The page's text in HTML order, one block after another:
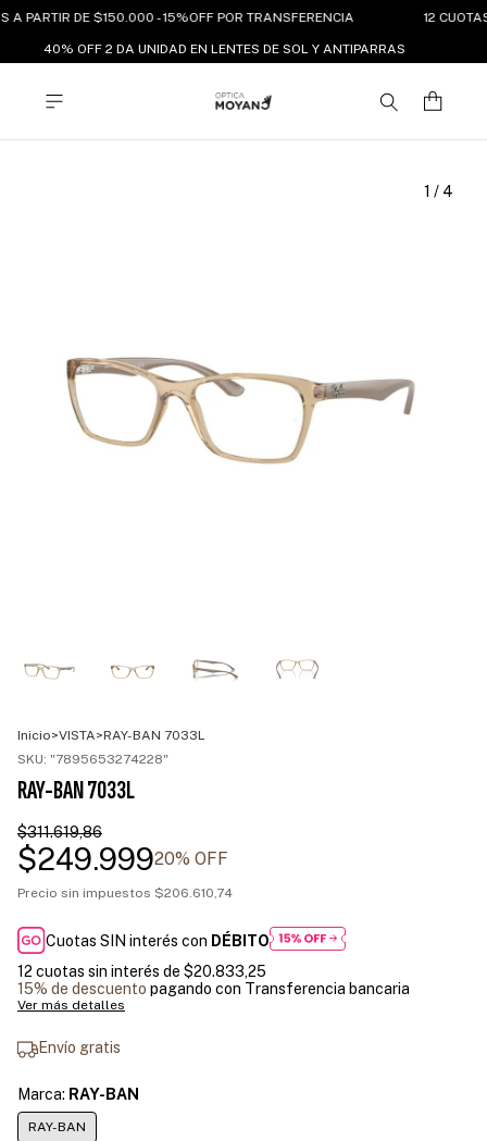
A PARTIR DE $150.000 - 15%OFF POR TRANSFERENCIA 12
40% OFF 2 DA UNIDAD EN LENTES DE SOL Y ANTIPARRAS
1 / 4
Inicio>VISTA>RAY-BAN 7033L
SKU: "7895653274228"
RAY-BAN 7033L
$311.619,86
$249.99920% OFF
Precio sin impuestos $206.610,74
Cuotas SIN interés con DÉBITO
12 cuotas sin interés de $20.833,25
15% de descuento pagando con Transferencia bancaria
Ver más detalles
Envío gratis
Marca: RAY-BAN
RAY-BAN